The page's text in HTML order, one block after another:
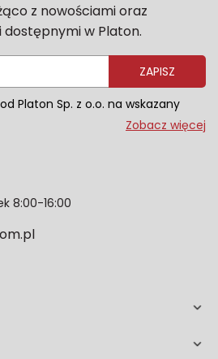
z nowościami oraz
w Platon.
ZAPISZ
Platon Sp. z o.o. na wskazany
e-mail informacje marketingowe
znajdziesz w naszej
zgody nie wpłynie na
przetwarzania dokonanego przed
Zobacz więcej
8:00-16:00